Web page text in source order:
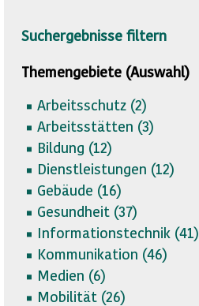
Suchergebnisse filtern
Themengebiete (Auswahl)
Arbeitsschutz (2)
Arbeitsstätten (3)
Bildung (12)
Dienstleistungen (12)
Gebäude (16)
Gesundheit (37)
Informationstechnik (41)
Kommunikation (46)
Medien (6)
Mobilität (26)